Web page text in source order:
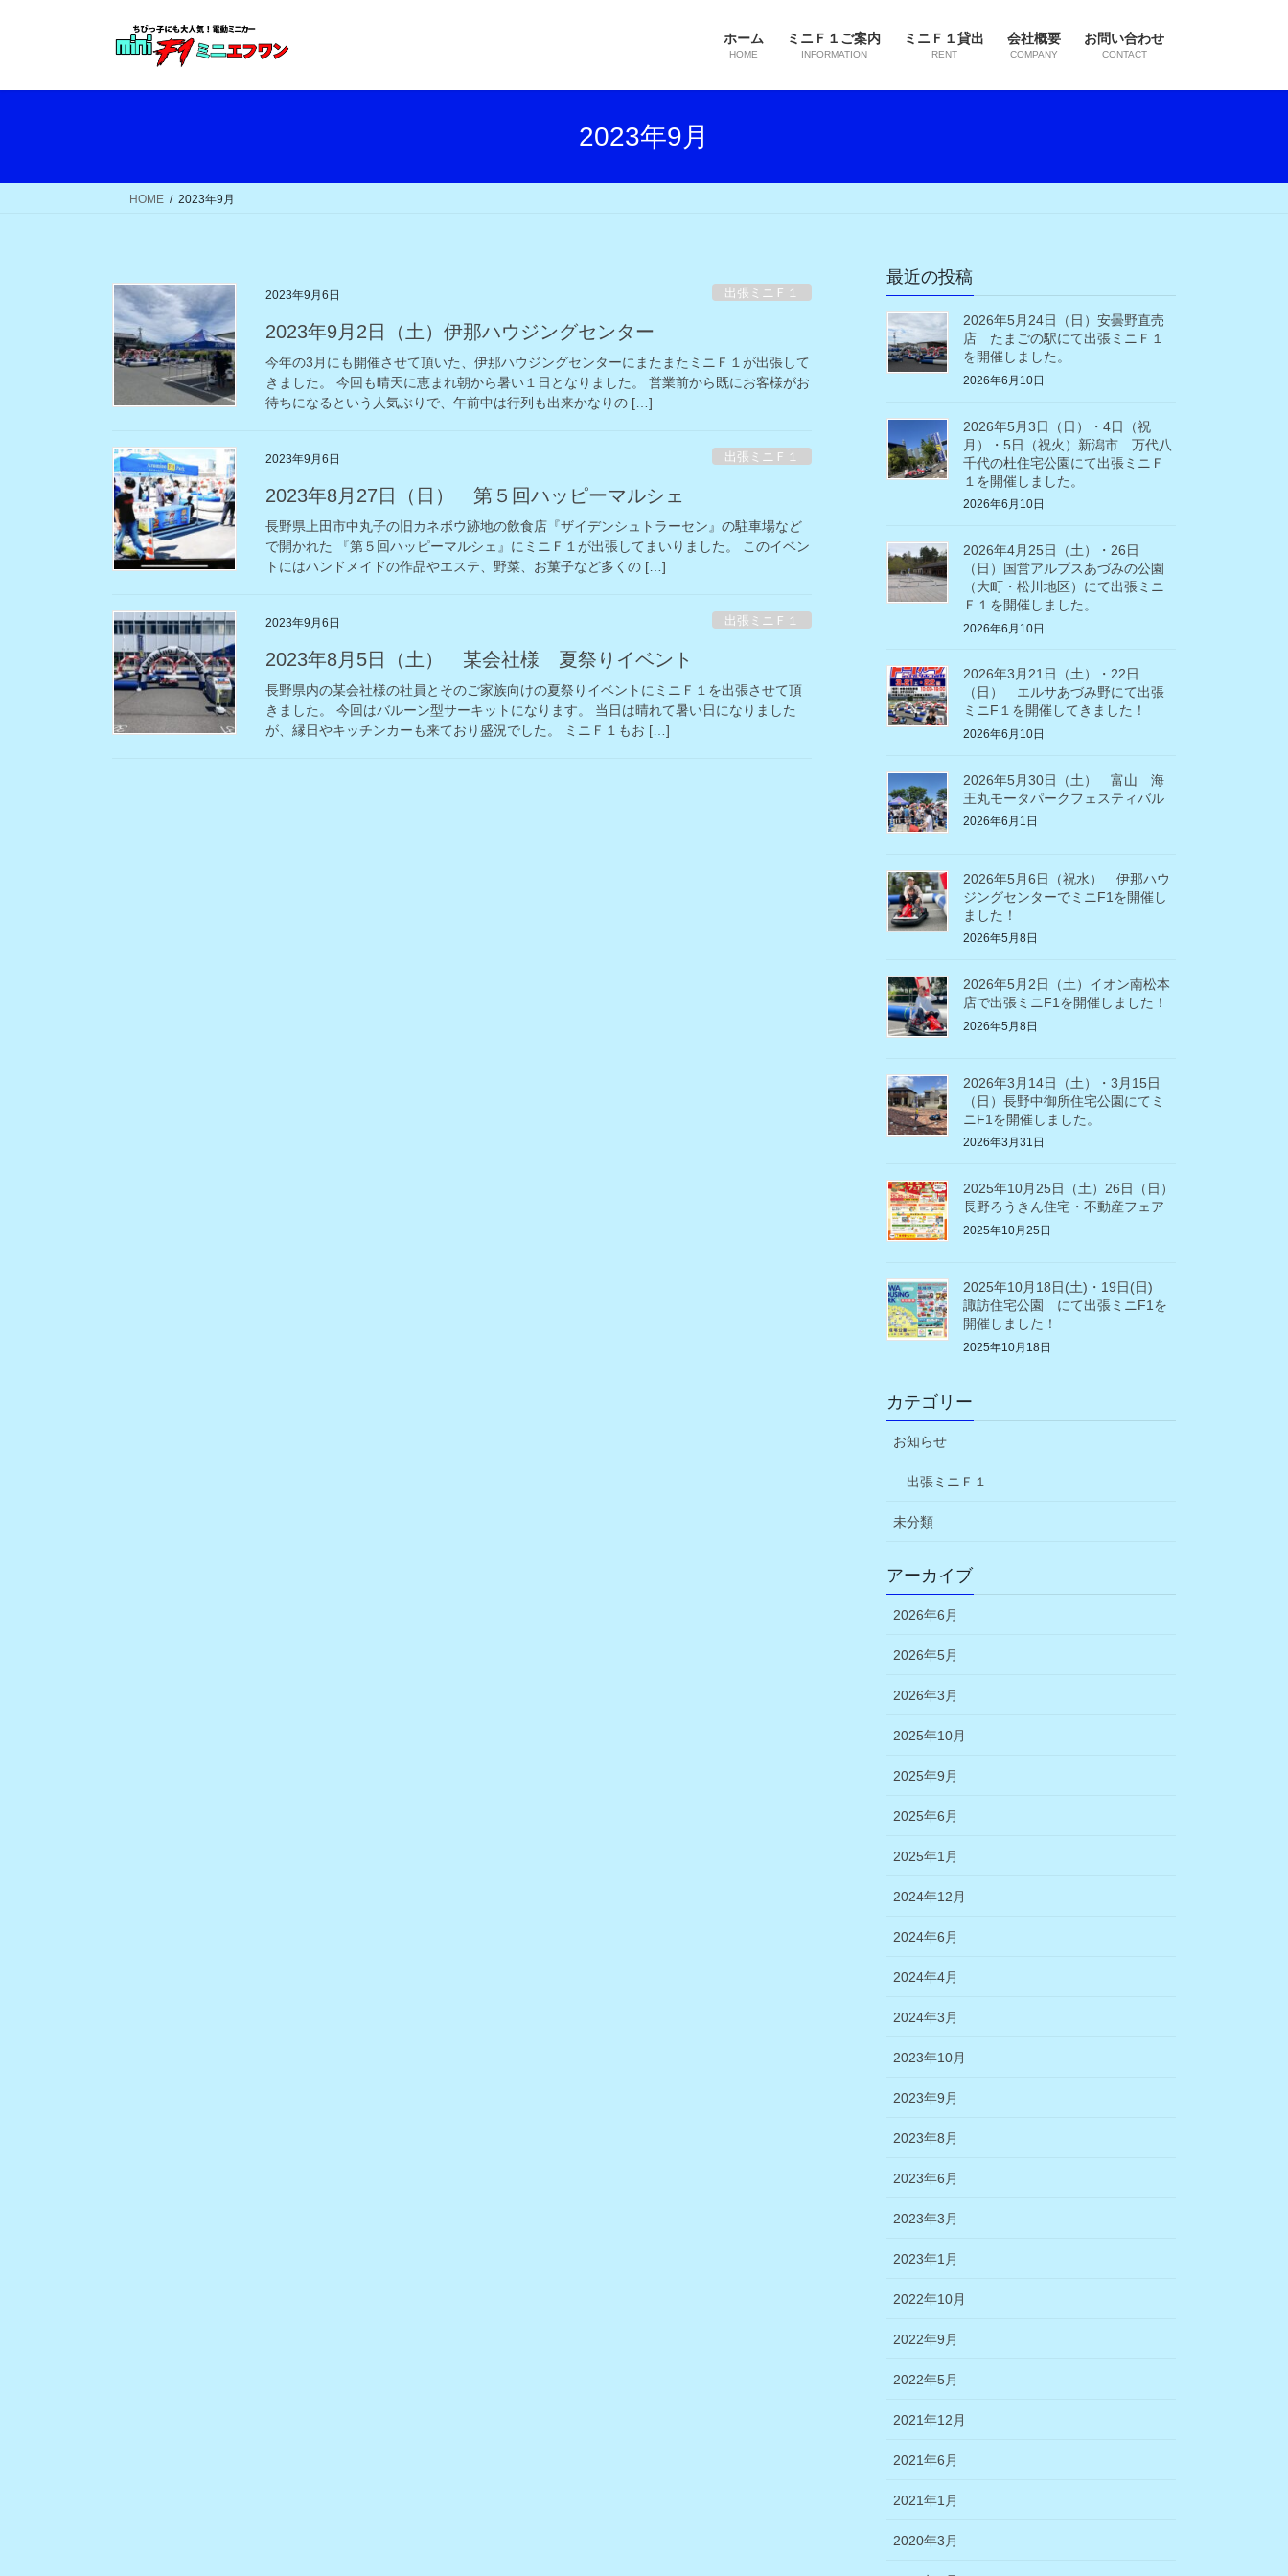
ホーム
HOME
ミニＦ１ご案内
INFORMATION
ミニＦ１貸出
RENT
会社概要
COMPANY
お問い合わせ
CONTACT
2023年9月
HOME 2023年9月
2023年9月6日 出張ミニＦ１
2023年9月2日（土）伊那ハウジングセンター
今年の3月にも開催させて頂いた、伊那ハウジングセンターにまたまたミニＦ１が出張して
きました。 今回も晴天に恵まれ朝から暑い１日となりました。 営業前から既にお客様がお
待ちになるという人気ぶりで、午前中は行列も出来かなりの […]
2023年9月6日 出張ミニＦ１
2023年8月27日（日） 第５回ハッピーマルシェ
長野県上田市中丸子の旧カネボウ跡地の飲食店『ザイデンシュトラーセン』の駐車場など
で開かれた 『第５回ハッピーマルシェ』にミニＦ１が出張してまいりました。 このイベン
トにはハンドメイドの作品やエステ、野菜、お菓子など多くの […]
2023年9月6日 出張ミニＦ１
2023年8月5日（土） 某会社様 夏祭りイベント
長野県内の某会社様の社員とそのご家族向けの夏祭りイベントにミニＦ１を出張させて頂
きました。 今回はバルーン型サーキットになります。 当日は晴れて暑い日になりました
が、縁日やキッチンカーも来ており盛況でした。 ミニＦ１もお […]
最近の投稿
2026年5月24日（日）安曇野直売
店 たまごの駅にて出張ミニＦ１
を開催しました。
2026年6月10日
2026年5月3日（日）・4日（祝
月）・5日（祝火）新潟市 万代八
千代の杜住宅公園にて出張ミニＦ
１を開催しました。
2026年6月10日
2026年4月25日（土）・26日
（日）国営アルプスあづみの公園
（大町・松川地区）にて出張ミニ
Ｆ１を開催しました。
2026年6月10日
2026年3月21日（土）・22日
（日） エルサあづみ野にて出張
ミニF１を開催してきました！
2026年6月10日
2026年5月30日（土） 富山 海
王丸モータパークフェスティバル
2026年6月1日
2026年5月6日（祝水） 伊那ハウ
ジングセンターでミニF1を開催し
ました！
2026年5月8日
2026年5月2日（土）イオン南松本
店で出張ミニF1を開催しました！
2026年5月8日
2026年3月14日（土）・3月15日
（日）長野中御所住宅公園にてミ
ニF1を開催しました。
2026年3月31日
2025年10月25日（土）26日（日）
長野ろうきん住宅・不動産フェア
2025年10月25日
2025年10月18日(土)・19日(日)
諏訪住宅公園 にて出張ミニF1を
開催しました！
2025年10月18日
カテゴリー
お知らせ
出張ミニＦ１
未分類
アーカイブ
2026年6月
2026年5月
2026年3月
2025年10月
2025年9月
2025年6月
2025年1月
2024年12月
2024年6月
2024年4月
2024年3月
2023年10月
2023年9月
2023年8月
2023年6月
2023年3月
2023年1月
2022年10月
2022年9月
2022年5月
2021年12月
2021年6月
2021年1月
2020年3月